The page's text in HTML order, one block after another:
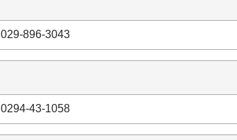
029-896-3043
0294-43-1058